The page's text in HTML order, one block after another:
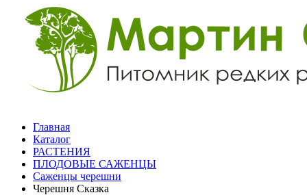
Главная
Каталог
РАСТЕНИЯ
ПЛОДОВЫЕ САЖЕНЦЫ
Саженцы черешни
Черешня Сказка